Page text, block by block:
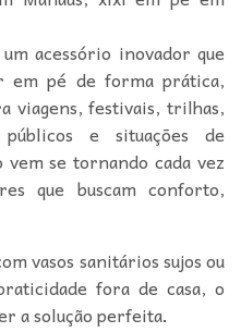
acessório inovador que
em pé de forma prática,
viagens, festivais, trilhas,
públicos e situações de
se tornando cada vez
que buscam conforto,
vasos sanitários sujos ou
fora de casa, o
a solução perfeita.